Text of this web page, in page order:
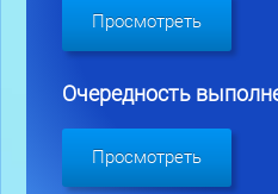
Просмотреть
Очередность
Просмотреть